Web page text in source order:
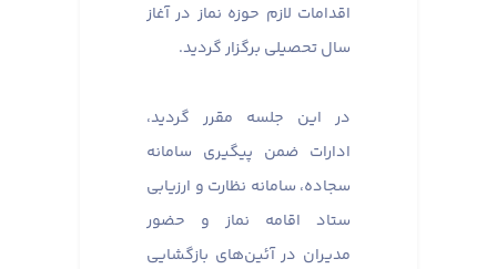
اقدامات لازم حوزه نماز در آغاز
سال تحصیلی برگزار گردید.
در این جلسه مقرر گردید،
ادارات ضمن پیگیری سامانه
سجاده، سامانه نظارت و ارزیابی
ستاد اقامه نماز و حضور
مدیران در آئین‌های بازگشایی